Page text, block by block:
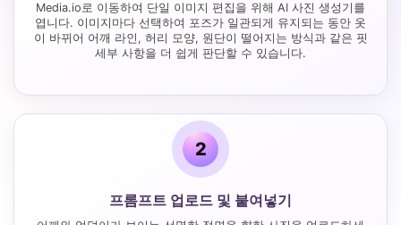
Media.io로 이동하여 단일 이미지 편집을 위해 AI 사진 생성기를
엽니다. 이미지마다 선택하여 포즈가 일관되게 유지되는 동안 옷
이 바뀌어 어깨 라인, 허리 모양, 원단이 떨어지는 방식과 같은 핏
세부 사항을 더 쉽게 판단할 수 있습니다.
2
프롬프트 업로드 및 붙여넣기